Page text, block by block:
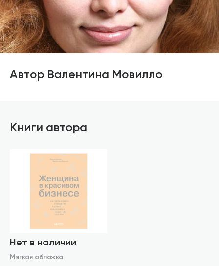
Автор Валентина Мовилло
Книги автора
Нет в наличии
Мягкая обложка